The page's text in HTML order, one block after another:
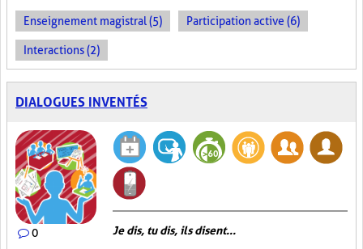
Enseignement magistral (5) Participation active (6)
Interactions (2)
DIALOGUES INVENTÉS
0 Je dis, tu dis, ils disent...